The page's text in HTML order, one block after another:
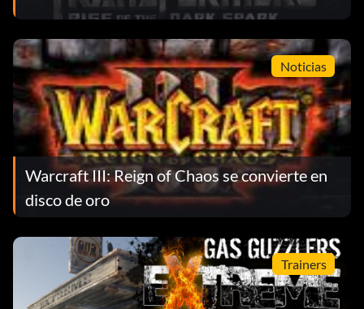
Noticias
Warcraft III: Reign of Chaos se convierte en
disco de oro
Trainers